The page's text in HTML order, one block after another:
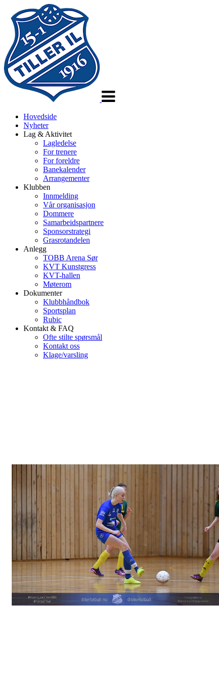
Hovedside
Nyheter
Lag & Aktivitet
Lagledelse
For trenere
For foreldre
Banekalender
Arrangementer
Klubben
Innmelding
Vår organisasjon
Dommere
Samarbeidspartnere
Sponsorstrategi
Grasrotandelen
Anlegg
TOBB Arena Sør
KVT Kunstgress
KVT-hallen
Møterom
Dokumenter
Klubbhåndbok
Sportsplan
Rubic
Kontakt & FAQ
Ofte stilte spørsmål
Kontakt oss
Klage/varsling